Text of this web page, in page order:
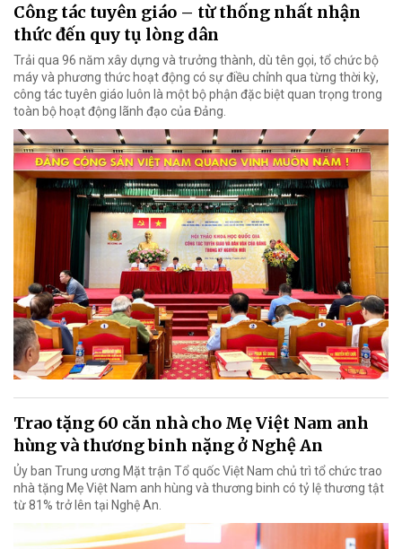
Công tác tuyên giáo – từ thống nhất nhận
thức đến quy tụ lòng dân
Trải qua 96 năm xây dựng và trưởng thành, dù tên gọi, tổ chức bộ
máy và phương thức hoạt động có sự điều chỉnh qua từng thời kỳ,
công tác tuyên giáo luôn là một bộ phận đặc biệt quan trọng trong
toàn bộ hoạt động lãnh đạo của Đảng.
Trao tặng 60 căn nhà cho Mẹ Việt Nam anh
hùng và thương binh nặng ở Nghệ An
Ủy ban Trung ương Mặt trận Tổ quốc Việt Nam chủ trì tổ chức trao
nhà tặng Mẹ Việt Nam anh hùng và thương binh có tỷ lệ thương tật
từ 81% trở lên tại Nghệ An.